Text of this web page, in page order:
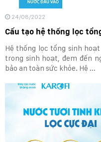
24/08/2022
Cấu tạo hệ thống lọc
Hệ thống lọc tổng sinh
trong sinh hoạt, đem đến
bảo an toàn sức khỏe. Hệ ...